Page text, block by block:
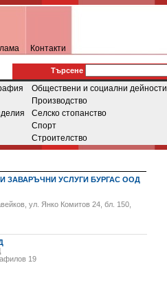
Контакти
Tърсене
Обществени и социални дейности
Производство
Селско стопанство
Спорт
Строителство
ЗАВАРЪЧНИ УСЛУГИ БУРГАС ООД
ул. Янко Комитов 24, бл. 150,
19